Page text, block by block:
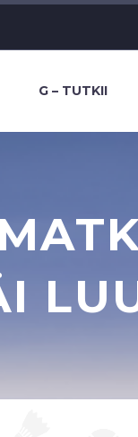
G – TUTKII